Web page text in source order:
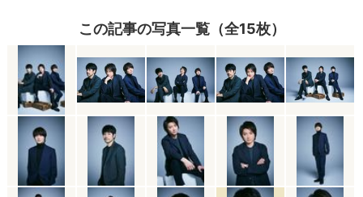
この記事の写真一覧（全15枚）